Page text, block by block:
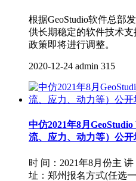
根据GeoStudio软件总部
供长期稳定的软件技术支
政策即将进行调整。
2020-12-24 admin 315
中仿2021年8月
流、应力、动力等）公开
时 间：2021年8月份主
址：郑州报名方式(任选